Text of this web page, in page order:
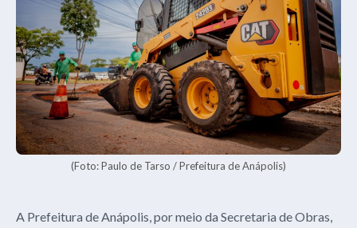
(Foto: Paulo de Tarso / Prefeitura de Anápolis)
A Prefeitura de Anápolis, por meio da Secretaria de Obras,